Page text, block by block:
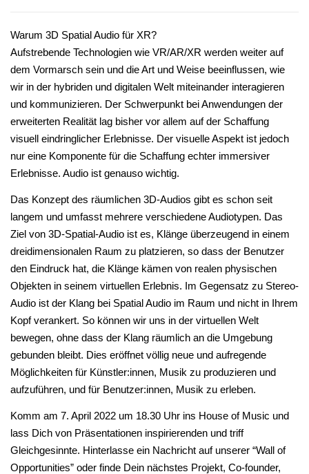
Warum 3D Spatial Audio für XR?
Aufstrebende Technologien wie VR/AR/XR werden weiter auf
dem Vormarsch sein und die Art und Weise beeinflussen, wie
wir in der hybriden und digitalen Welt miteinander interagieren
und kommunizieren. Der Schwerpunkt bei Anwendungen der
erweiterten Realität lag bisher vor allem auf der Schaffung
visuell eindringlicher Erlebnisse. Der visuelle Aspekt ist jedoch
nur eine Komponente für die Schaffung echter immersiver
Erlebnisse. Audio ist genauso wichtig.
Das Konzept des räumlichen 3D-Audios gibt es schon seit
langem und umfasst mehrere verschiedene Audiotypen. Das
Ziel von 3D-Spatial-Audio ist es, Klänge überzeugend in einem
dreidimensionalen Raum zu platzieren, so dass der Benutzer
den Eindruck hat, die Klänge kämen von realen physischen
Objekten in seinem virtuellen Erlebnis. Im Gegensatz zu Stereo-
Audio ist der Klang bei Spatial Audio im Raum und nicht in Ihrem
Kopf verankert. So können wir uns in der virtuellen Welt
bewegen, ohne dass der Klang räumlich an die Umgebung
gebunden bleibt. Dies eröffnet völlig neue und aufregende
Möglichkeiten für Künstler:innen, Musik zu produzieren und
aufzuführen, und für Benutzer:innen, Musik zu erleben.
Komm am 7. April 2022 um 18.30 Uhr ins House of Music und
lass Dich von Präsentationen inspirierenden und triff
Gleichgesinnte. Hinterlasse ein Nachricht auf unserer “Wall of
Opportunities” oder finde Dein nächstes Projekt, Co-founder,